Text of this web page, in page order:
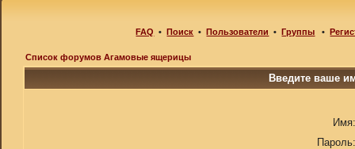
FAQ •Поиск •Пользователи •Группы •
Список форумов Агамовые ящерицы
Введите ваше
Имя:
Пароль: